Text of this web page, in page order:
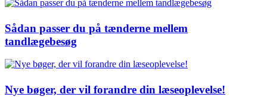
Sådan passer du på tænderne mellem
tandlægebesøg
Nye bøger, der vil forandre din læseoplevelse!